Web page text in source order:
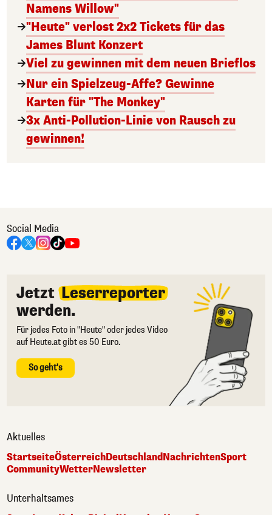
Namens Willow"
"Heute" verlost 2x2 Tickets für das
James Blunt Konzert
Viel zu gewinnen mit dem neuen Brieflos
Nur ein Spielzeug-Affe? Gewinne
Karten für "The Monkey"
3x Anti-Pollution-Linie von Rausch zu
gewinnen!
Social Media
Jetzt Leserreporter
werden.
Für jedes Foto in "Heute" oder jedes Video
auf Heute.at gibt es 50 Euro.
So geht's
Aktuelles
StartseiteÖsterreichDeutschlandNachrichtenSport
CommunityWetterNewsletter
Unterhaltsames